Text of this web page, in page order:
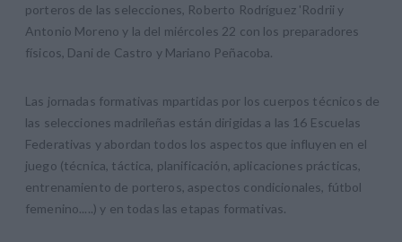
porteros de las selecciones, Roberto Rodríguez 'Rodrii y
Antonio Moreno y la del miércoles 22 con los preparadores
físicos, Dani de Castro y Mariano Peñacoba.
Las jornadas formativas mpartidas por los cuerpos técnicos de
las selecciones madrileñas están dirigidas a las 16 Escuelas
Federativas y abordan todos los aspectos que influyen en el
juego (técnica, táctica, planificación, aplicaciones prácticas,
entrenamiento de porteros, aspectos condicionales, fútbol
femenino.....) y en todas las etapas formativas.